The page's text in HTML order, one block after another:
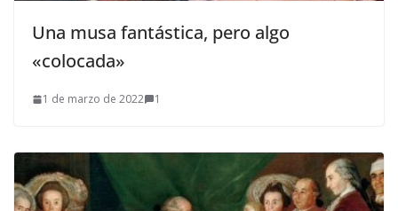
Una musa fantástica, pero algo
«colocada»
1 de marzo de 2022 1